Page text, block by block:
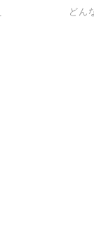
どん
『席替え』
【新年度】